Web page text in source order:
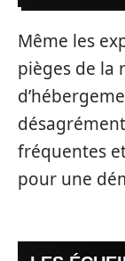
Même les
pièges de la
fréquentes
pour une